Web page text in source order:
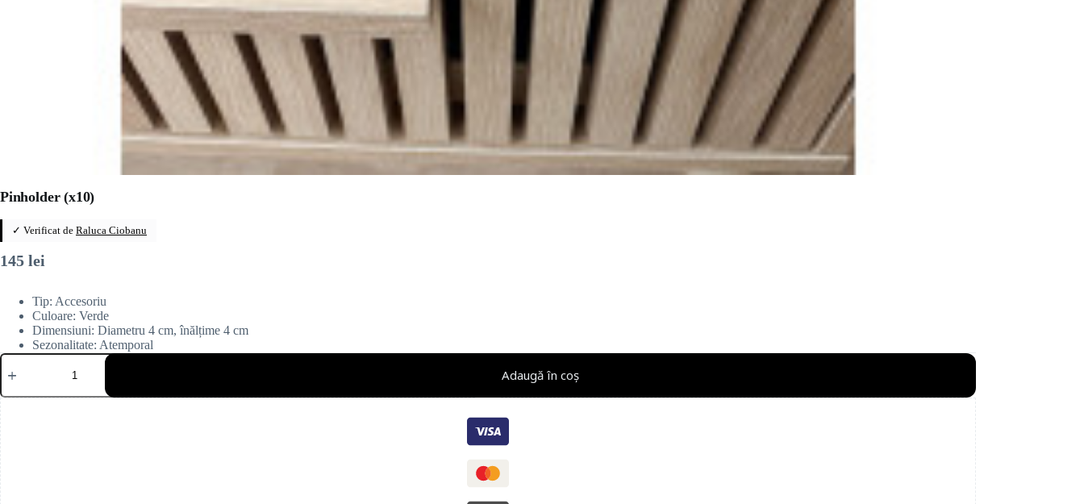
Pinholder (x10)
✓ Verificat de Raluca Ciobanu
145 lei
Tip: Accesoriu
Culoare: Verde
Dimensiuni: Diametru 4 cm, înălțime 4 cm
Sezonalitate: Atemporal
Cantitate
Pinholder
Adaugă în coș